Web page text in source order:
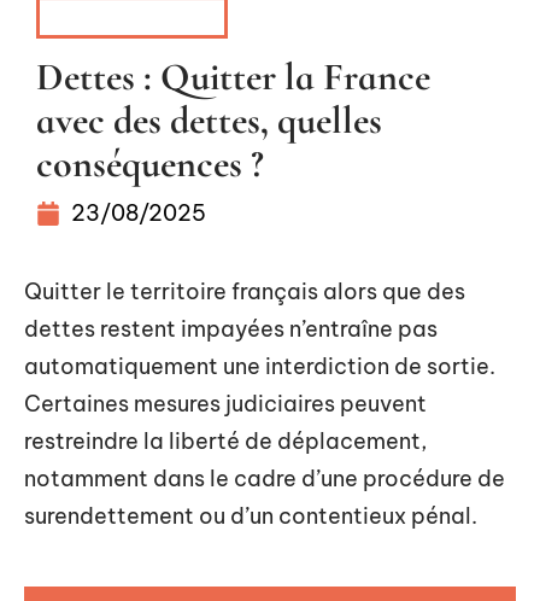
Dettes : Quitter la France
avec des dettes, quelles
conséquences ?
23/08/2025
Quitter le territoire français alors que des
dettes restent impayées n’entraîne pas
automatiquement une interdiction de sortie.
Certaines mesures judiciaires peuvent
restreindre la liberté de déplacement,
notamment dans le cadre d’une procédure de
surendettement ou d’un contentieux pénal.